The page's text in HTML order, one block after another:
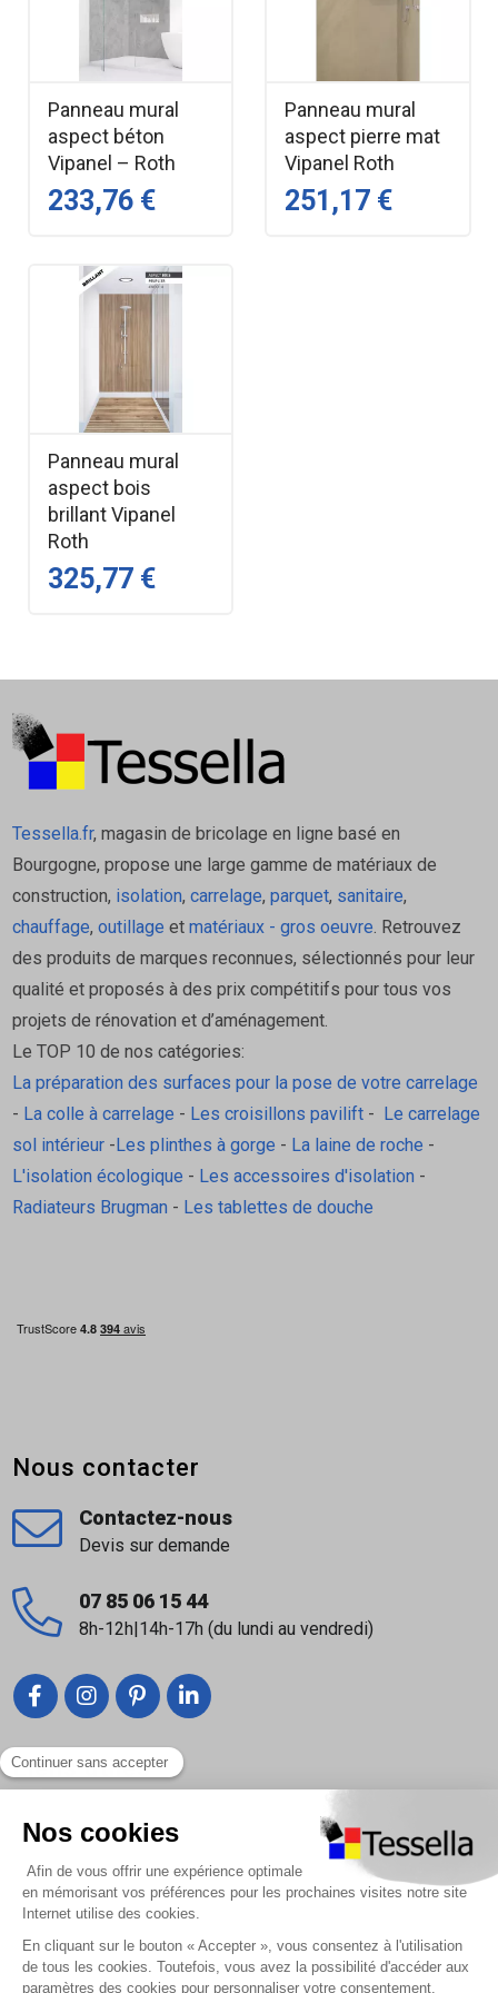
Compatibilité — Panneaux Vipanel Roth
Épaisseur panneau — 3 mm
Hauteur — 3 m
Matière — Aluminium
Coloris — Plusieurs coloris disponibles
Usage — Liaison entre panneaux muraux
Marque — Vipanel Roth
Panneau mural
aspect béton
Vipanel – Roth
233,76 €
Panneau mural
aspect pierre mat
Vipanel Roth
251,17 €
Panneau mural
aspect bois
brillant Vipanel
Roth
325,77 €
Tessella.fr, magasin de bricolage en ligne basé en
Bourgogne, propose une large gamme de matériaux de
construction, isolation, carrelage, parquet, sanitaire,
chauffage, outillage et matériaux - gros oeuvre. Retrouvez
des produits de marques reconnues, sélectionnés pour leur
qualité et proposés à des prix compétitifs pour tous vos
projets de rénovation et d’aménagement.
Le TOP 10 de nos catégories:
La préparation des surfaces pour la pose de votre carrelage
- La colle à carrelage - Les croisillons pavilift-
Le carrelage
sol intérieur- Les plinthes à gorge - La laine de roche -
L'isolation écologique - Les accessoires d'isolation -
Radiateurs Brugman - Les tablettes de douche
Liens utiles
Nous contacter
À propos
Paiement sécurisé
Livraison | Retour client
Nous contacter
Contactez-nous
Devis sur demande
07 85 06 15 44
8h-12h|14h-17h (du lundi au vendredi)